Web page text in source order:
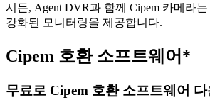
시든, Agent DVR과 함께 Cipem 카메라
강화된 모니터링을 제공합니다.
Cipem 호환 소프트웨어*
무료로 Cipem 호환 소프트웨어 다